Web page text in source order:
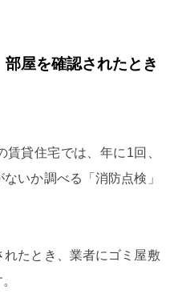
屋を確認されたとき
貸住宅では、年に1回、
いか調べる「消防点検」
たとき、業者にゴミ屋敷